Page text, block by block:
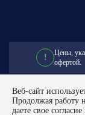
! Цены,
офертой.
Веб-сайт
Продолжая работу
даете свое